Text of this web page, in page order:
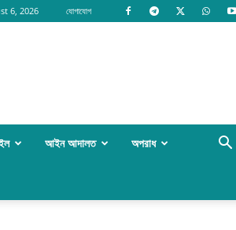
6, 2026 যোগাযোগ
আইন আদালত অপরাধ